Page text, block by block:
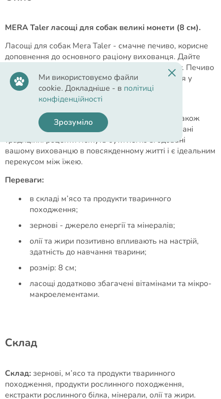
MERA Taler ласощі для собак великі монети (8 см).
Ласощі для собак Mera Taler - смачне печиво, корисне
доповнення до основного раціону вихованця. Дайте
вашому собаці гідну винагороду – MERA Bakery. Печиво
для собак MERA Bakery готується та випікається у
щадному режимі з хороших інгредієнтів та з
дотриманням найвищим стандартам якості.
І що найприємніше? Наші улюблені вихованці також
знаходять їх смачними. Перевірені та випробувані
традиційні рецепти можуть бути легко згодовані
вашому вихованцю в повсякденному житті і є ідеальним
перекусом між їжею.
Переваги:
в складі м’ясо та продукти тваринного
походження;
зернові - джерело енергії та мінералів;
олії та жири позитивно впливають на настрій,
здатність до навчання тварини;
розмір: 8 см;
ласощі додатково збагачені вітамінами та мікро-
макроелементами.
Cклад
Склад: зернові, м’ясо та продукти тваринного
походження, продукти рослинного походження,
екстракти рослинного білка, мінерали, олії та жири.
Ми використовуємо файли
cookie. Докладніше - в політиці
конфіденційності
Зрозуміло